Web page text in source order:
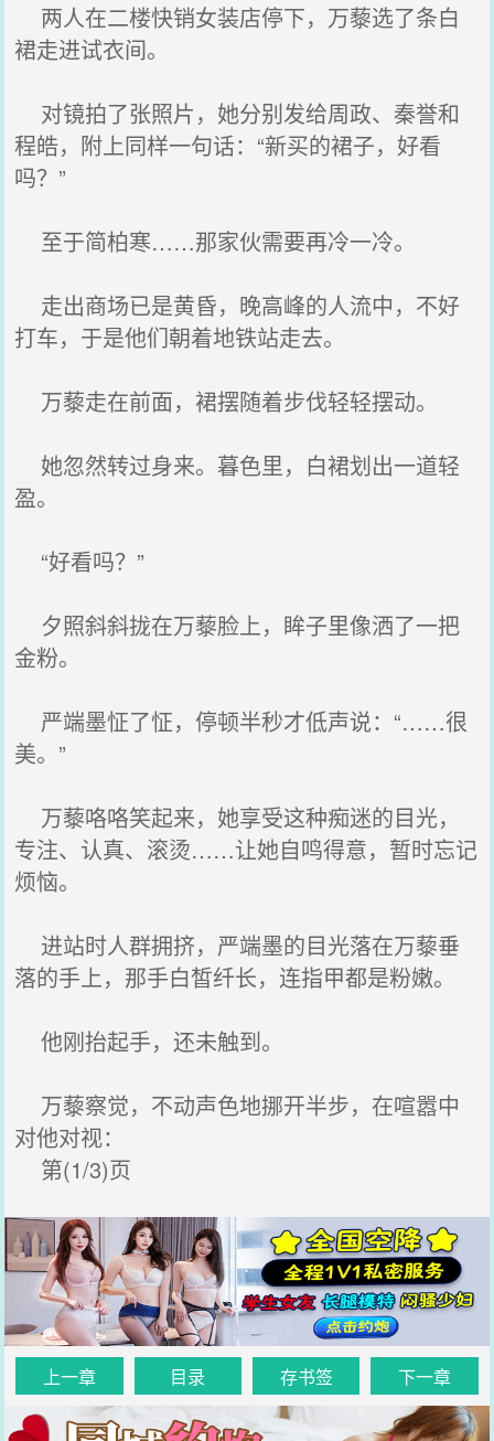
两人在二楼快销女装店停下，万藜选了条白
裙走进试衣间。
对镜拍了张照片，她分别发给周政、秦誉和
程皓，附上同样一句话：“新买的裙子，好看
吗？”
至于简柏寒……那家伙需要再冷一冷。
走出商场已是黄昏，晚高峰的人流中，不好
打车，于是他们朝着地铁站走去。
万藜走在前面，裙摆随着步伐轻轻摆动。
她忽然转过身来。暮色里，白裙划出一道轻
盈。
“好看吗？”
夕照斜斜拢在万藜脸上，眸子里像洒了一把
金粉。
严端墨怔了怔，停顿半秒才低声说：“……很
美。”
万藜咯咯笑起来，她享受这种痴迷的目光，
专注、认真、滚烫……让她自鸣得意，暂时忘记
烦恼。
进站时人群拥挤，严端墨的目光落在万藜垂
落的手上，那手白皙纤长，连指甲都是粉嫩。
他刚抬起手，还未触到。
万藜察觉，不动声色地挪开半步，在喧嚣中
对他对视：
第(1/3)页
上一章 目录 存书签 下一章